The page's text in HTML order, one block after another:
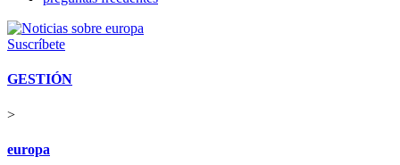
Suscríbete
GESTIÓN
>
europa